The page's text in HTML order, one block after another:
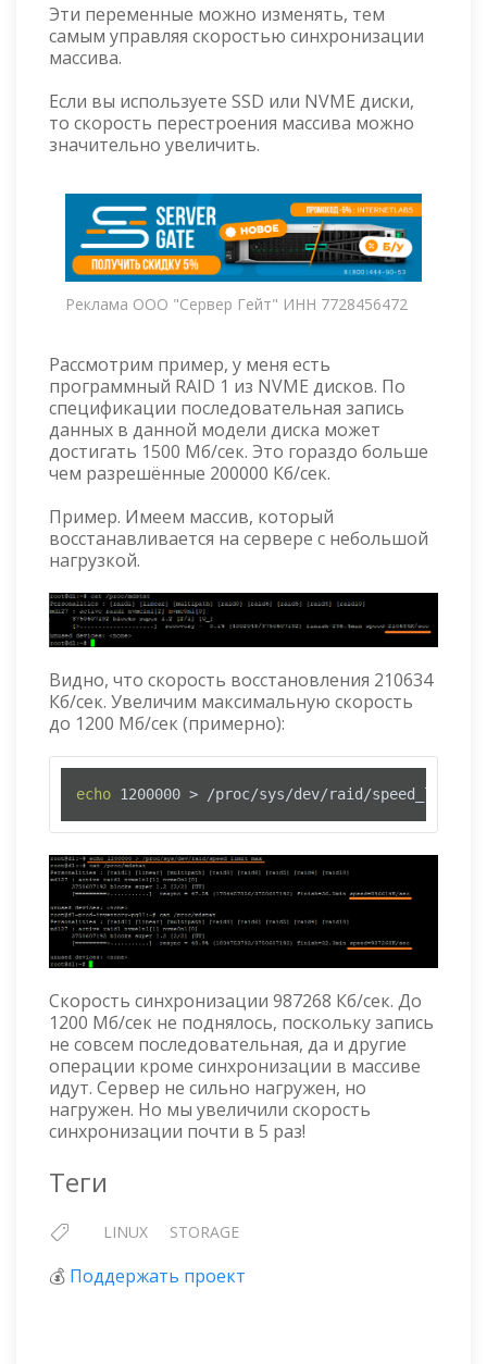
Эти переменные можно изменять, тем
самым управляя скоростью синхронизации
массива.
Если вы используете SSD или NVME диски,
то скорость перестроения массива можно
значительно увеличить.
Реклама ООО "Сервер Гейт" ИНН 7728456472
Рассмотрим пример, у меня есть
программный RAID 1 из NVME дисков. По
спецификации последовательная запись
данных в данной модели диска может
достигать 1500 Мб/сек. Это гораздо больше
чем разрешённые 200000 Кб/сек.
Пример. Имеем массив, который
восстанавливается на сервере с небольшой
нагрузкой.
Видно, что скорость восстановления 210634
Кб/сек. Увеличим максимальную скорость
до 1200 Мб/сек (примерно):
echo 1200000 > /proc/sys/dev/raid/
Скорость синхронизации 987268 Кб/сек. До
1200 Мб/сек не поднялось, поскольку запись
не совсем последовательная, да и другие
операции кроме синхронизации в массиве
идут. Сервер не сильно нагружен, но
нагружен. Но мы увеличили скорость
синхронизации почти в 5 раз!
Теги
LINUX STORAGE
💰 Поддержать проект